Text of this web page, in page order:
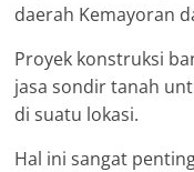
daerah Kemayoran
Proyek konstruksi
jasa sondir tanah
di suatu lokasi.
Hal ini sangat